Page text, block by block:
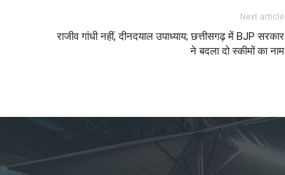
Next article
राजीव गांधी नहीं, दीनदयाल उपाध्याय; छत्तीसगढ़ में BJP सरकार
ने बदला दो स्कीमों का नाम